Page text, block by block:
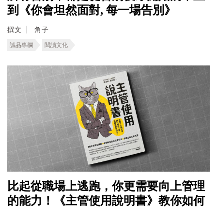
到《你會坦然面對, 每一場告別》
撰文 角子
誠品專欄 閱讀文化
比起從職場上逃跑，你更需要向上管理
的能力！《主管使用說明書》教你如何